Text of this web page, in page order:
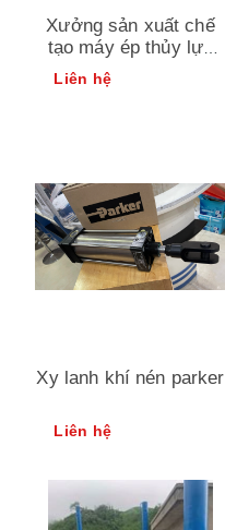
Xưởng sản xuất chế
tạo máy ép thủy lực
theo yêu cầu của
khách hàng
Liên hệ
Xy lanh khí nén parker
Liên hệ